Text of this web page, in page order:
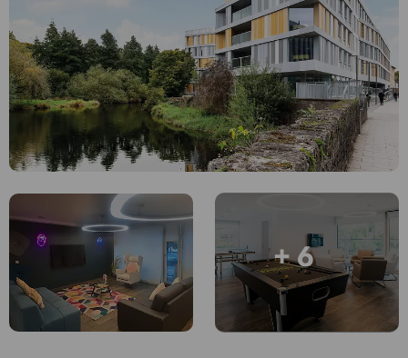
Langue
English (GB)
English (US)
Chinese
Español
Català
Deutsch
Sélectionnez un pays
Sélectionnez une ville
Choisissez une résidence
Réservez maintenant
+ 6